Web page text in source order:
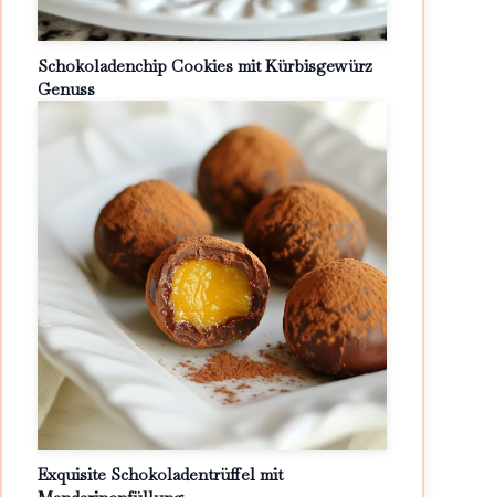
Schokoladenchip Cookies mit Kürbisgewürz
Genuss
Exquisite Schokoladentrüffel mit